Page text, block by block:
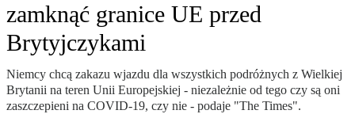
zamknąć granice UE przed
Brytyjczykami
Niemcy chcą zakazu wjazdu dla wszystkich podróżnych z Wielkiej
Brytanii na teren Unii Europejskiej - niezależnie od tego czy są oni
zaszczepieni na COVID-19, czy nie - podaje "The Times".